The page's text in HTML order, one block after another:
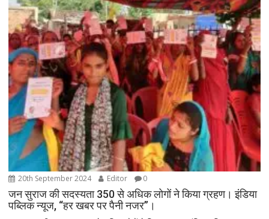
20th September 2024 Editor 0
जन सुराज की सदस्यता 350 से अधिक लोगों ने किया ग्रहण। इंडिया
पब्लिक न्यूज, “हर खबर पर पैनी नजर”।